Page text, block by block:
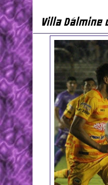
Villa Dálmine